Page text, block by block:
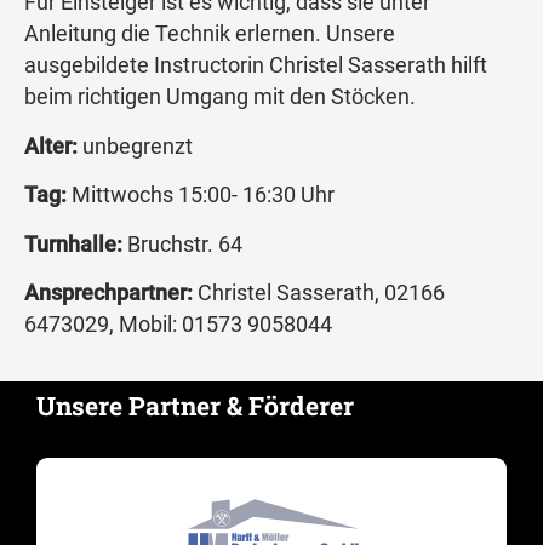
Anleitung die Technik erlernen. Unsere
ausgebildete Instructorin Christel Sasserath hilft
beim richtigen Umgang mit den Stöcken.
Alter: unbegrenzt
Tag: Mittwochs 15:00- 16:30 Uhr
Turnhalle: Bruchstr. 64
Ansprechpartner: Christel Sasserath, 02166
6473029, Mobil: 01573 9058044
Unsere Partner & Förderer